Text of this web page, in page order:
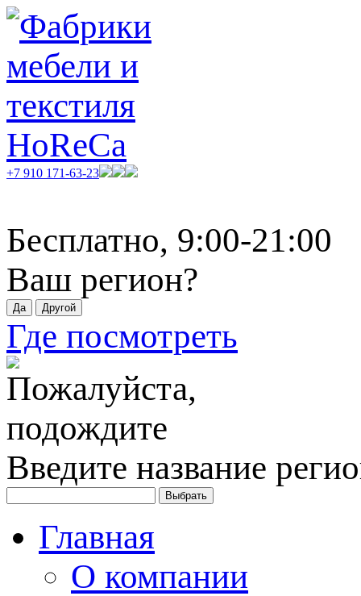
+7 910 171-63-23
Бесплатно, 9:00-21:00
Ваш регион?
Где посмотреть
Введите название
Главная
О компании